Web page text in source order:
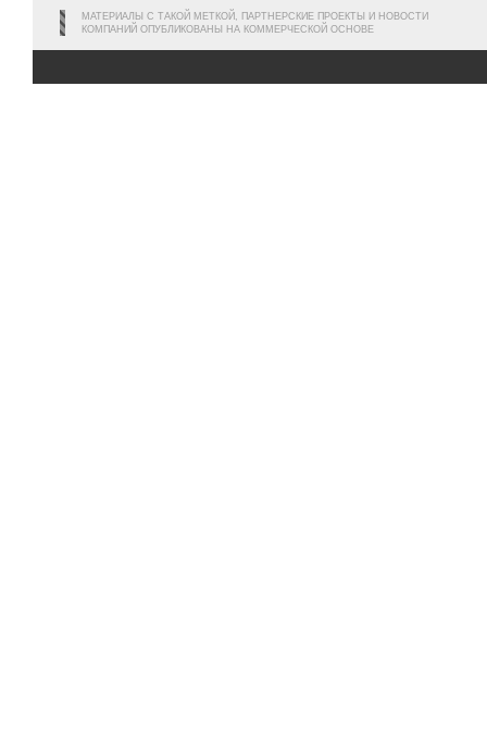
МАТЕРИАЛЫ С ТАКОЙ МЕТКОЙ, ПАРТНЕРСКИЕ ПРОЕКТЫ И НОВОСТИ
КОМПАНИЙ ОПУБЛИКОВАНЫ НА КОММЕРЧЕСКОЙ ОСНОВЕ